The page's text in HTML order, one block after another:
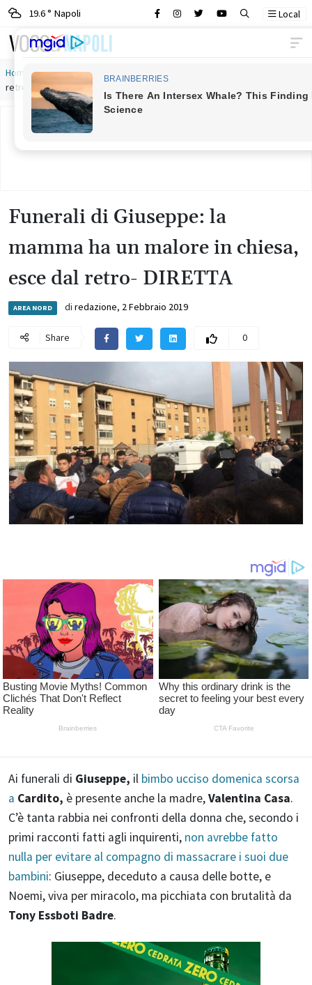
19.6 ° Napoli Local
Main Navigation
Home »Funerali di Giuseppe: la mamma ha un malore in chiesa, esce dal
retro- DIRETTA
Funerali di Giuseppe: la
mamma ha un malore in chiesa,
esce dal retro- DIRETTA
AREA NORD di redazione, 2 Febbraio 2019
Share 0
Ai funerali di Giuseppe, il bimbo ucciso domenica scorsa
a Cardito, è presente anche la madre,Valentina Casa.
C’è tanta rabbia nei confronti della donna che, secondo i
primi racconti fatti agli inquirenti, non avrebbe fatto
nulla per evitare al compagno di massacrare i suoi due
bambini: Giuseppe, deceduto a causa delle botte, e
Noemi, viva per miracolo, ma picchiata con brutalità da
Tony Essboti Badre.